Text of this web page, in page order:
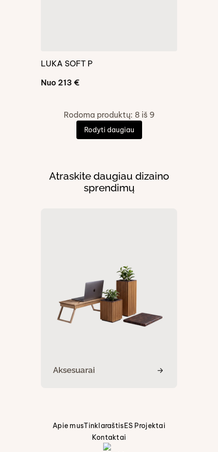
LUKA SOFT P
Nuo 213 €
Rodoma produktų: 8iš 9
Rodyti daugiau
Atraskite daugiau dizaino
sprendimų
Aksesuarai
Apie musTinklaraštisES Projektai
Kontaktai